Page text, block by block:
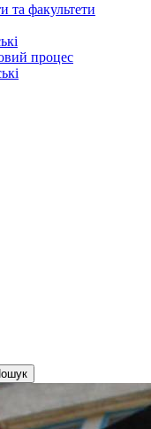
та факультети
процес